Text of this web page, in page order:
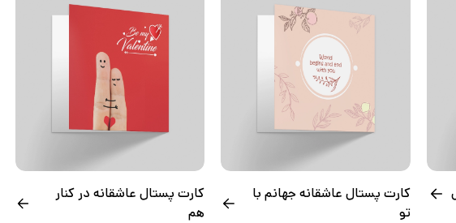
کارت پستال عاشقانه جهانم با
تو
کارت پستال عاشقانه در کنار
هم